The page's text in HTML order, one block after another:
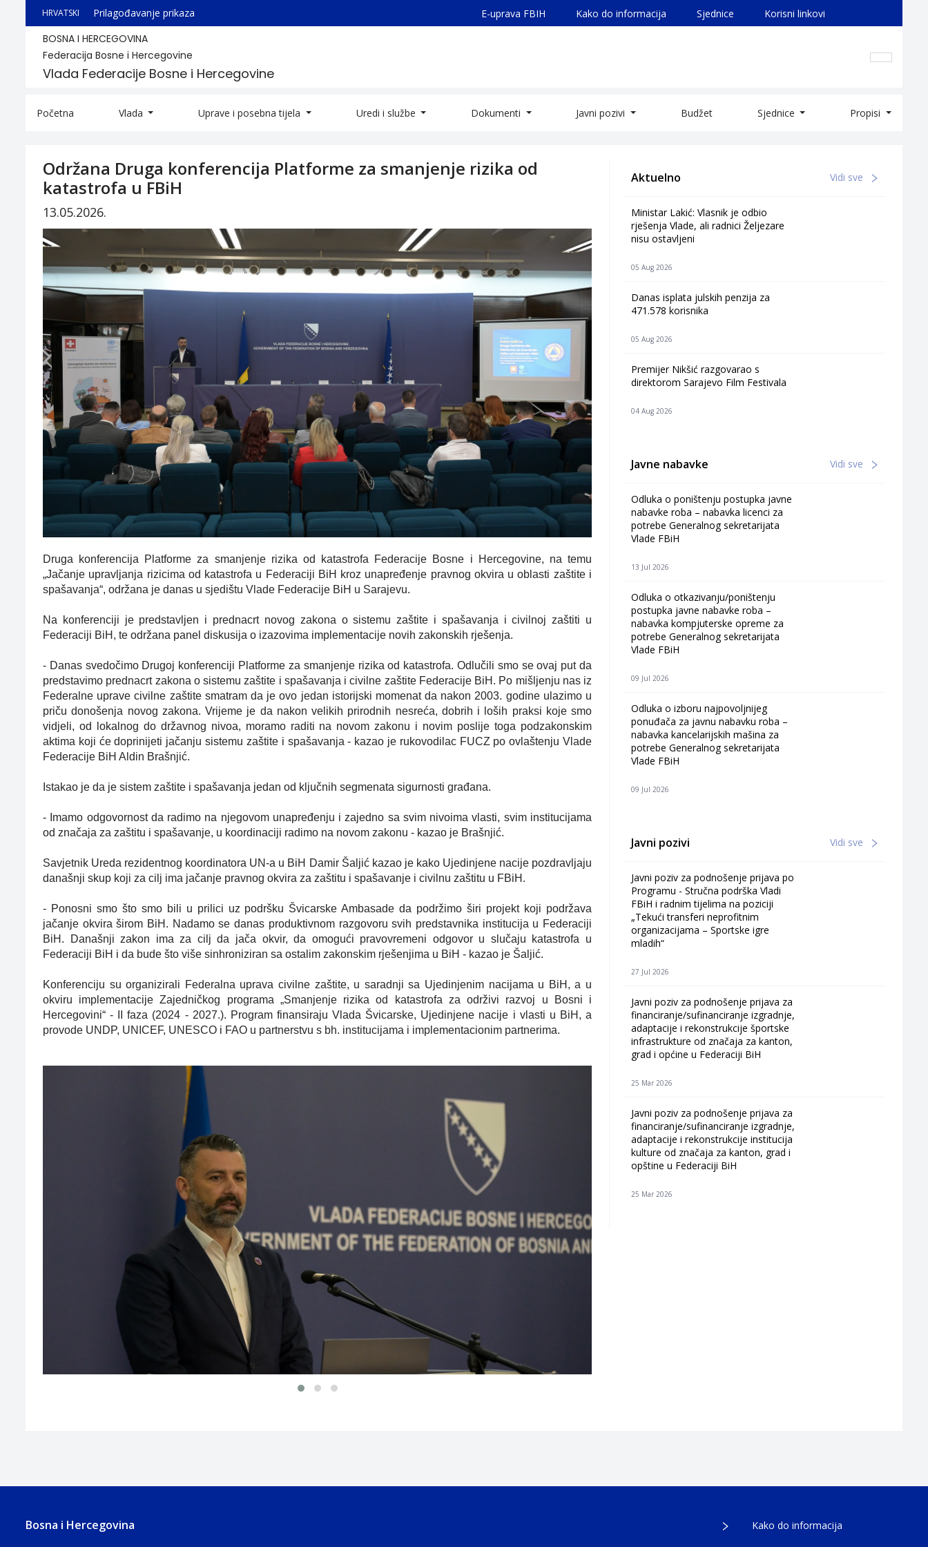
HRVATSKI Prilagođavanje prikaza E-uprava FBIH Kako do informacija Sjednice Korisni linkovi
BOSNA I HERCEGOVINA
Federacija Bosne i Hercegovine
Vlada Federacije Bosne i Hercegovine
Početna Vlada Uprave i posebna tijela Uredi i službe Dokumenti Javni pozivi Budžet Sjednice Propisi
Održana Druga konferencija Platforme za smanjenje rizika od
katastrofa u FBiH
13.05.2026.
Druga konferencija Platforme za smanjenje rizika od katastrofa Federacije Bosne i Hercegovine, na temu
„Jačanje upravljanja rizicima od katastrofa u Federaciji BiH kroz unapređenje pravnog okvira u oblasti zaštite i
spašavanja“, održana je danas u sjedištu Vlade Federacije BiH u Sarajevu.
Na konferenciji je predstavljen i prednacrt novog zakona o sistemu zaštite i spašavanja i civilnoj zaštiti u
Federaciji BiH, te održana panel diskusija o izazovima implementacije novih zakonskih rješenja.
- Danas svedočimo Drugoj konferenciji Platforme za smanjenje rizika od katastrofa. Odlučili smo se ovaj put da
predstavimo prednacrt zakona o sistemu zaštite i spašavanja i civilne zaštite Federacije BiH. Po mišljenju nas iz
Federalne uprave civilne zaštite smatram da je ovo jedan istorijski momenat da nakon 2003. godine ulazimo u
priču donošenja novog zakona. Vrijeme je da nakon velikih prirodnih nesreća, dobrih i loših praksi koje smo
vidjeli, od lokalnog do državnog nivoa, moramo raditi na novom zakonu i novim poslije toga podzakonskim
aktima koji će doprinijeti jačanju sistemu zaštite i spašavanja - kazao je rukovodilac FUCZ po ovlaštenju Vlade
Federacije BiH Aldin Brašnjić.
Istakao je da je sistem zaštite i spašavanja jedan od ključnih segmenata sigurnosti građana.
- Imamo odgovornost da radimo na njegovom unapređenju i zajedno sa svim nivoima vlasti, svim institucijama
od značaja za zaštitu i spašavanje, u koordinaciji radimo na novom zakonu - kazao je Brašnjić.
Savjetnik Ureda rezidentnog koordinatora UN-a u BiH Damir Šaljić kazao je kako Ujedinjene nacije pozdravljaju
današnji skup koji za cilj ima jačanje pravnog okvira za zaštitu i spašavanje i civilnu zaštitu u FBiH.
- Ponosni smo što smo bili u prilici uz podršku Švicarske Ambasade da podržimo širi projekt koji podržava
jačanje okvira širom BiH. Nadamo se danas produktivnom razgovoru svih predstavnika institucija u Federaciji
BiH. Današnji zakon ima za cilj da jača okvir, da omogući pravovremeni odgovor u slučaju katastrofa u
Federaciji BiH i da bude što više sinhroniziran sa ostalim zakonskim rješenjima u BiH - kazao je Šaljić.
Konferenciju su organizirali Federalna uprava civilne zaštite, u saradnji sa Ujedinjenim nacijama u BiH, a u
okviru implementacije Zajedničkog programa „Smanjenje rizika od katastrofa za održivi razvoj u Bosni i
Hercegovini“ - II faza (2024 - 2027.). Program finansiraju Vlada Švicarske, Ujedinjene nacije i vlasti u BiH, a
provode UNDP, UNICEF, UNESCO i FAO u partnerstvu s bh. institucijama i implementacionim partnerima.
Aktuelno Vidi sve
Ministar Lakić: Vlasnik je odbio
rješenja Vlade, ali radnici Željezare
nisu ostavljeni
05 Aug 2026
Danas isplata julskih penzija za
471.578 korisnika
05 Aug 2026
Premijer Nikšić razgovarao s
direktorom Sarajevo Film Festivala
04 Aug 2026
Javne nabavke Vidi sve
Odluka o poništenju postupka javne
nabavke roba – nabavka licenci za
potrebe Generalnog sekretarijata
Vlade FBiH
13 Jul 2026
Odluka o otkazivanju/poništenju
postupka javne nabavke roba –
nabavka kompjuterske opreme za
potrebe Generalnog sekretarijata
Vlade FBiH
09 Jul 2026
Odluka o izboru najpovoljnijeg
ponuđača za javnu nabavku roba –
nabavka kancelarijskih mašina za
potrebe Generalnog sekretarijata
Vlade FBiH
09 Jul 2026
Javni pozivi Vidi sve
Javni poziv za podnošenje prijava po
Programu - Stručna podrška Vladi
FBiH i radnim tijelima na poziciji
„Tekući transferi neprofitnim
organizacijama – Sportske igre
mladih“
27 Jul 2026
Javni poziv za podnošenje prijava za
financiranje/sufinanciranje izgradnje,
adaptacije i rekonstrukcije športske
infrastrukture od značaja za kanton,
grad i općine u Federaciji BiH
25 Mar 2026
Javni poziv za podnošenje prijava za
financiranje/sufinanciranje izgradnje,
adaptacije i rekonstrukcije institucija
kulture od značaja za kanton, grad i
opštine u Federaciji BiH
25 Mar 2026
Bosna i Hercegovina
Kako do informacija